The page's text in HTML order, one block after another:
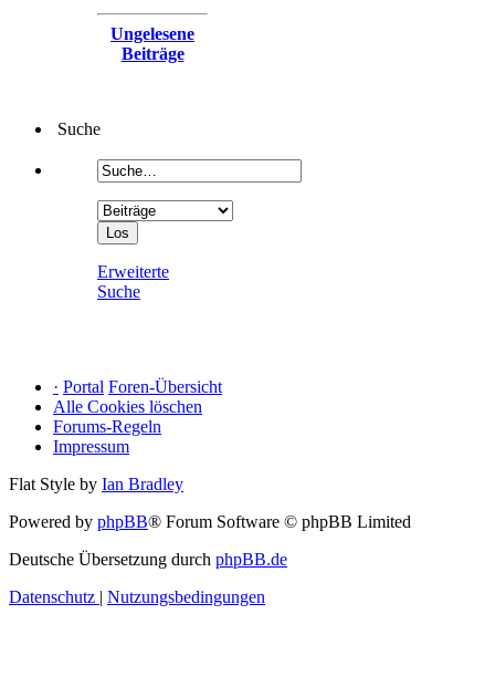
Ungelesene
Beiträge
Suche
Erweiterte
Suche
· Portal Foren-Übersicht
Alle Cookies löschen
Forums-Regeln
Impressum
Flat Style by Ian Bradley
Powered by phpBB® Forum Software © phpBB Limited
Deutsche Übersetzung durch phpBB.de
Datenschutz | Nutzungsbedingungen